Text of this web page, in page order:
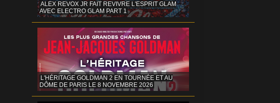
ALEX REVOX JR FAIT REVIVRE L'ESPRIT GLAM
AVEC ELECTRO GLAM PART 1
L'HÉRITAGE GOLDMAN 2 EN TOURNÉE ET AU
DÔME DE PARIS LE 8 NOVEMBRE 2026